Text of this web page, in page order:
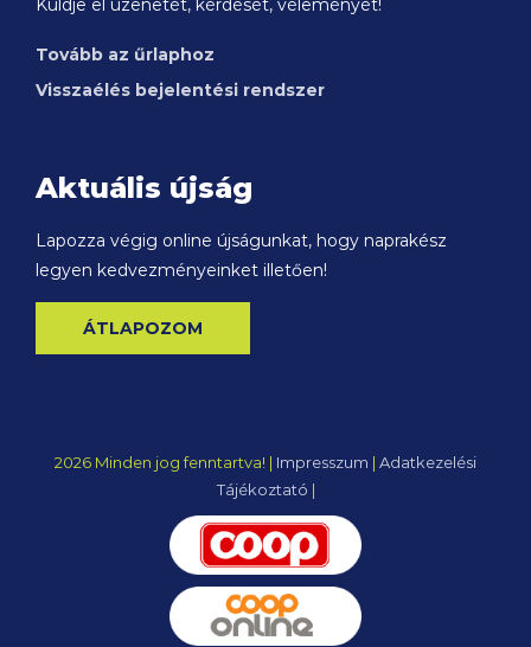
Küldje el üzenetét, kérdését, véleményét!
Tovább az űrlaphoz
Visszaélés bejelentési rendszer
Aktuális újság
Lapozza végig online újságunkat, hogy naprakész
legyen kedvezményeinket illetően!
ÁTLAPOZOM
2026 Minden jog fenntartva! | Impresszum | Adatkezelési
Tájékoztató |